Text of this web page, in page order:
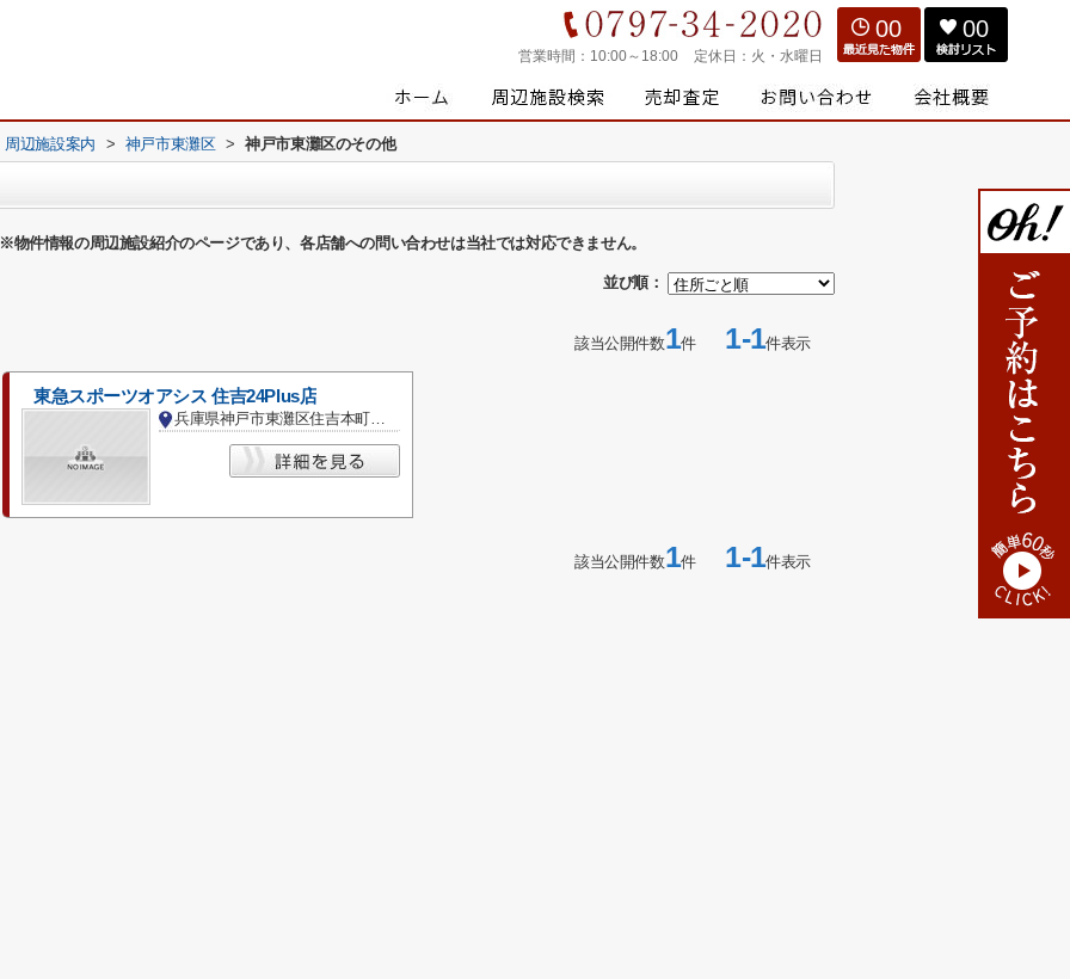
営業時間： 10:00～18:00 定休日： 火・水曜日
00 00
周辺施設案内 > 神戸市東灘区 > 神戸市東灘区のその他
※物件情報の周辺施設紹介のページであり、各店舗への問い合わせは当社では対応できません。
並び順：
該当公開件数1件1-1件表示
東急スポーツオアシス 住吉24Plus店
兵庫県神戸市東灘区住吉本町１丁目
該当公開件数1件1-1件表示